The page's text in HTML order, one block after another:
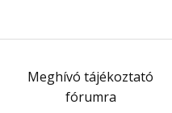
Meghívó tájékoztató
fórumra